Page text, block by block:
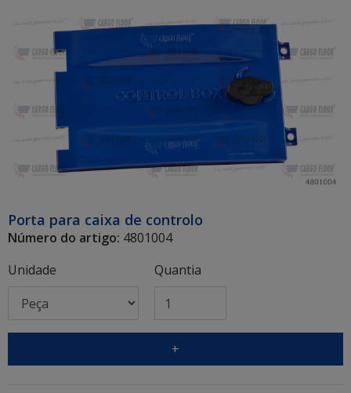
Porta para caixa de controlo
Número do artigo: 4801004
Unidade
Quantia
+